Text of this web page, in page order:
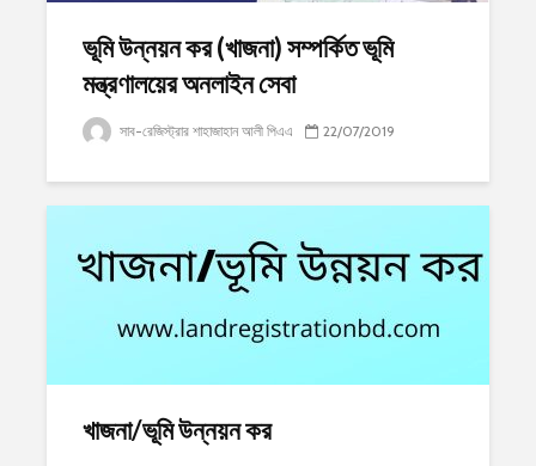
ভূমি উন্নয়ন কর (খাজনা) সম্পর্কিত ভূমি
মন্ত্রণালয়ের অনলাইন সেবা
সাব-রেজিস্ট্রার শাহাজাহান আলী পিএএ 22/07/2019
খাজনা/ভূমি উন্নয়ন কর